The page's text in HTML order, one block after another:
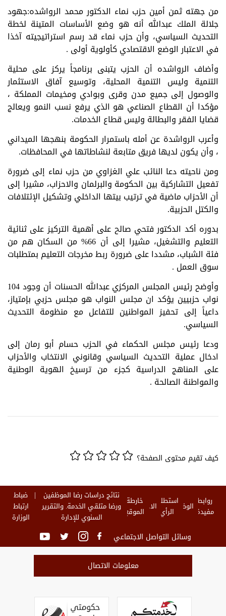
من جهته ثمن أمين حزب نماء الدكتور محمد الرواشده:جهود
جلالة الملك عبدالله أنه هو وضع الأساسات المتينة لخطة
التحديث السياسي، وأن حزب نماء قد رسم استراتيجيته آخذا
في الاعتبار الوضع الاقتصادي كأولوية أولى .
وأضاف الرواشده أن الحزب يتبنى برنامجاً يركز على محلية
التنمية وليس التنمية المحلية، وتوسيع آفاق الاستثمار
والوصول إلى جميع مدن وقرى وبوادي ومخيمات المملكة ،
مؤكدا أن القطاع الصناعي هو الذي يرفع نسب النمو ويعالج
قضايا الفقر والبطالة وليس قطاع الخدمات.
وأعرب الرواشدة عن أمله باستمرار الحكومة بنهجها الميداني
، وأن يكون لديها فريق متابعة لنشاطاتها في المحافظات.
ومن ناحيته دعا النائب علي الغزاوي من حزب نماء إلى ضرورة
تفعيل التشاركية بين الحكومة والبرلمان والاحزاب، مشيرا إلى
أن الأحزاب ماضية في ترتيب بيتها الداخلي وتشكيل الإئتلافات
والكتل الحزبية.
بدوره أكد الدكتور فتحي صالح على أهمية التركيز على ثنائية
التعليم والتشغيل، مشيرا إلى أن 66% من السكان هم من
فئة الشباب، مشددا على ضرورة ربط مخرجات التعليم بمتطلبات
سوق العمل .
وأوضح رئيس المجلس المركزي عبدالله الحسنات أن وجود 104
نواب حزبيين يؤكد ان مجلس النواب هو مجلس حزبي بإمتياز،
داعياً إلى تحفيز المواطنين للتفاعل مع منظومة التحديث
السياسي.
ودعا رئيس مجلس الحكماء في الحزب حسام أبو رمان إلى
ادخال عملية التحديث السياسي وقانوني الانتخاب والأحزاب
على المناهج الدراسية كجزء من ترسيخ الهوية الوطنية
والمواطنة الصالحة .
كيف تقيم محتوى الصفحة؟
روابط
مفيدة الوظائفاستطلاع
الرأي الاخبارخارطة
الموقع
نتائج دراسات رضا الموظفين
ورضا متلقي الخدمة. والتقرير
السنوي للإدارة
ضباط
ارتباط
الوزارة
وسائل التواصل الاجتماعي
معلومات الاتصال